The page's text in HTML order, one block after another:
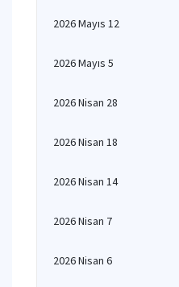
2026 Mayıs 12
2026 Mayıs 5
2026 Nisan 28
2026 Nisan 18
2026 Nisan 14
2026 Nisan 7
2026 Nisan 6